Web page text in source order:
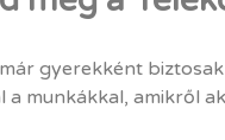
gyerekként
a munkákkal, amikről